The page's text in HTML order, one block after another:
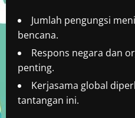
Jumlah pengungsi
bencana.
Respons negara dan
penting.
Kerjasama global
tantangan ini.